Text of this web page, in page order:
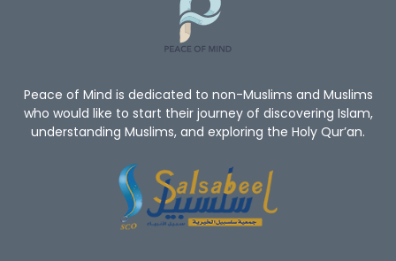
Peace of Mind is dedicated to non-Muslims and Muslims
who would like to start their journey of discovering Islam,
understanding Muslims, and exploring the Holy Qur’an.